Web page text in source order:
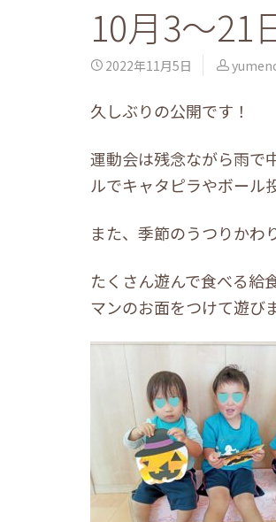
10月3～21
2022年11月5日
久しぶりの公開です！
運動会は残念ながら雨で
ルでキャタピラやボール
また、季節のうつりかわ
たくさん遊んで食べる給
マンのお面をつけて遊び